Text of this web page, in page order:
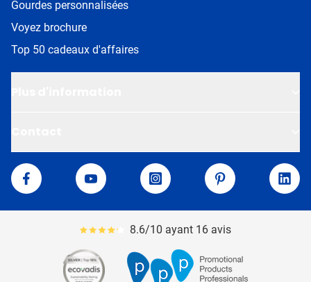
Gourdes personnalisées
Voyez brochure
Top 50 cadeaux d'affaires
Van Helden
Facebook
YouTube Instagram Pinterest
Le pourcentage moyen d'avis est de 86
8.6/10 ayant 16 avis